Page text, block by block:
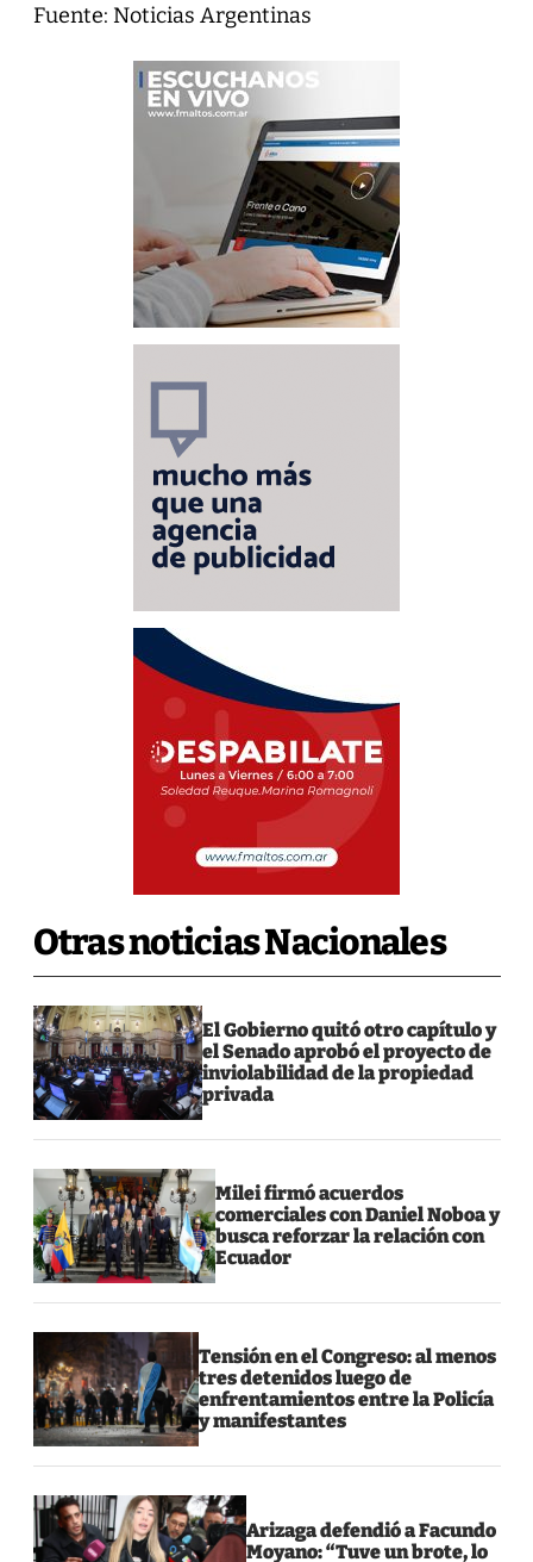
Fuente: Noticias Argentinas
Otras noticias Nacionales
El Gobierno quitó otro capítulo y
el Senado aprobó el proyecto de
inviolabilidad de la propiedad
privada
Milei firmó acuerdos
comerciales con Daniel Noboa y
busca reforzar la relación con
Ecuador
Tensión en el Congreso: al menos
tres detenidos luego de
enfrentamientos entre la Policía
y manifestantes
Arizaga defendió a Facundo
Moyano: “Tuve un brote, lo